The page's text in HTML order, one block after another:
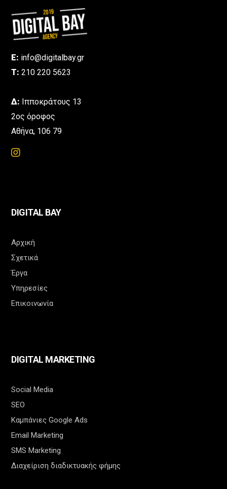
E: info@digitalbay.gr
Τ: 210 220 5623
Δ: Ιπποκράτους 13
2ος όροφος
Αθήνα, 106 79
DIGITAL BAY
Αρχική
Σχετικά
Έργα
Υπηρεσίες
Επικοινωνία
DIGITAL MARKETING
Social Media
SEO
Καμπάνιες Google Ads
Email Marketing
SMS Marketing
Διαχείριση διαδικτυακής φήμης